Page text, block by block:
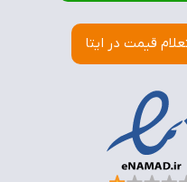
قیمت در ایتا